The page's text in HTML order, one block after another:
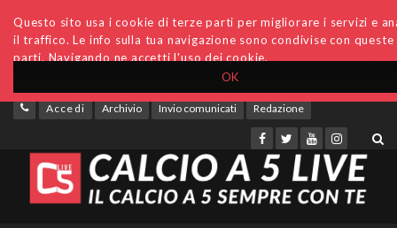
OK
Questo sito usa i cookie di terze parti per migliorare i servizi e
il traffico. Le info sulla tua navigazione sono condivise con
parti. Navigando ne accetti l'uso dei cookie.
Accedi Archivio Invio comunicati Redazione